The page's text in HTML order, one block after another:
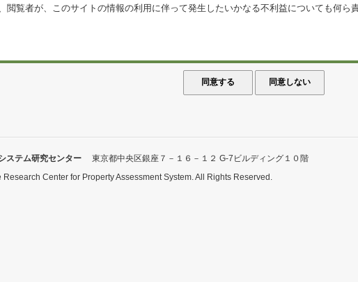
覧者が、このサイトの情報の利用に伴って発生したいかなる不利益についても何ら
ステム研究センター
東京都中央区銀座７－１６－１２ G-7ビルディング１０階
Center for Property Assessment System. All Rights Reserved.